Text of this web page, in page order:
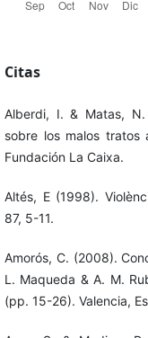
Citas
Alberdi, I. & Matas,
sobre los malos tratos
Fundación La Caixa.
Altés, E (1998).
87, 5-11.
Amorós, C. (2008).
L. Maqueda & A. M.
(pp. 15-26). Valencia,